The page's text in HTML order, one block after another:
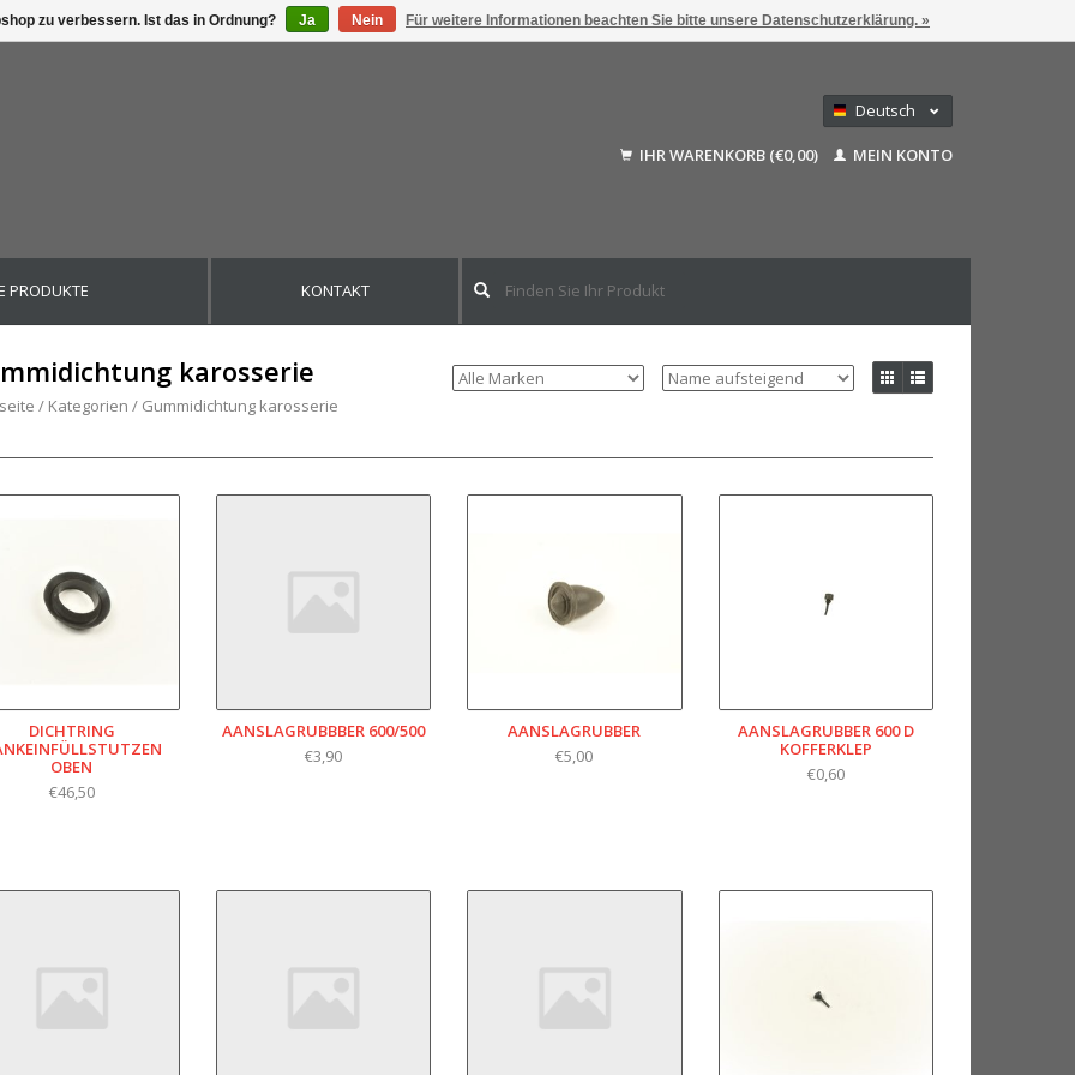
Deutsch
Français
IHR WARENKORB (€0,00) MEIN KONTO
PRODUKTE KONTAKT
karosserie
/ Kategorien / Gummidichtung karosserie
DICHTRING
OBEN
€46,50
AANSLAGRUBBBER 600/500
€3,90
AANSLAGRUBBER
€5,00
AANSLAGRUBBER 600 D
KOFFERKLEP
€0,60
zu verbessern. Ist das in Ordnung? Ja Nein Für weitere Informationen beachten Sie bitte unsere Datenschutzerklärung. »